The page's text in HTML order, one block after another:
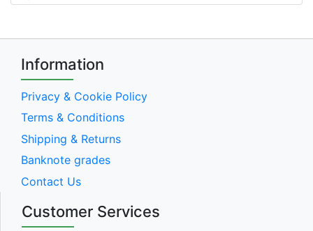
Information
Privacy & Cookie Policy
Terms & Conditions
Shipping & Returns
Banknote grades
Contact Us
Customer Services